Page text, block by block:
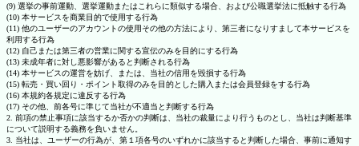
(9) 選挙の事前運動、選挙運動またはこれらに類似する場合、および公職選挙法に抵触する行為
(10) 本サービスを商業目的で使用する行為
(11) 他のユーザーのアカウントの使用その他の方法により、第三者になりすまして本サービスを
利用する行為
(12) 自己または第三者の営業に関する宣伝のみを目的にする行為
(13) 未成年者に対し悪影響があると判断される行為
(14) 本サービスの運営を妨げ、または、当社の信用を毀損する行為
(15) 転売・買い回り・ポイント取得のみを目的とした購入または会員登録をする行為
(16) 本規約各規定に違反する行為
(17) その他、前各号に準じて当社が不適当と判断する行為
2. 前項の禁止事項に該当するか否かの判断は、当社の裁量により行うものとし、当社は判断基準
について説明する義務を負いません。
3. 当社は、ユーザーの行為が、第１項各号のいずれかに該当すると判断した場合、事前に通知す